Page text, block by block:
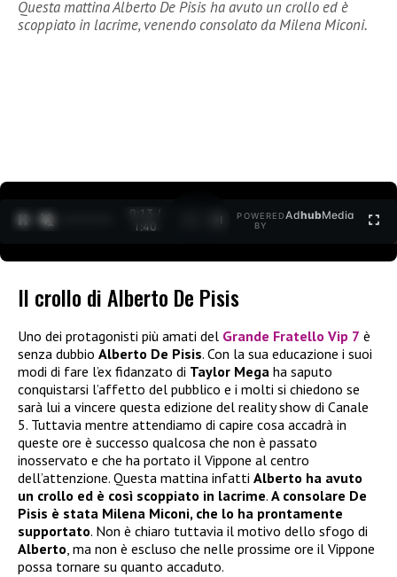
Questa mattina Alberto De Pisis ha avuto un crollo ed è
scoppiato in lacrime, venendo consolato da Milena Miconi.
0:14 /
1:40
POWERED
BY
AdhubMedia
Il crollo di Alberto De Pisis
Uno dei protagonisti più amati del Grande Fratello Vip 7 è
senza dubbio Alberto De Pisis. Con la sua educazione i suoi
modi di fare l’ex fidanzato di Taylor Mega ha saputo
conquistarsi l’affetto del pubblico e i molti si chiedono se
sarà lui a vincere questa edizione del reality show di Canale
5. Tuttavia mentre attendiamo di capire cosa accadrà in
queste ore è successo qualcosa che non è passato
inosservato e che ha portato il Vippone al centro
dell’attenzione. Questa mattina infatti Alberto ha avuto
un crollo ed è così scoppiato in lacrime. A consolare De
Pisis è stata Milena Miconi, che lo ha prontamente
supportato. Non è chiaro tuttavia il motivo dello sfogo di
Alberto, ma non è escluso che nelle prossime ore il Vippone
possa tornare su quanto accaduto.